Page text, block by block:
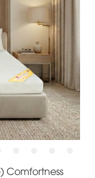
Comfortness